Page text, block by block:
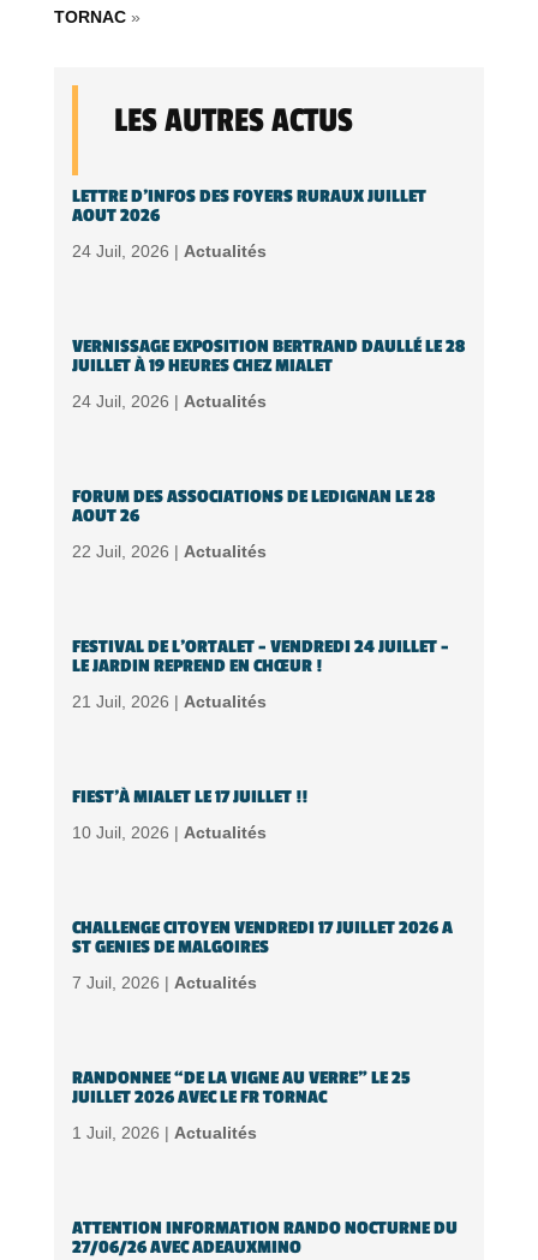
TORNAC»
LES AUTRES ACTUS
LETTRE D’INFOS DES FOYERS RURAUX JUILLET
AOUT 2026
24 Juil, 2026 | Actualités
VERNISSAGE EXPOSITION BERTRAND DAULLÉ LE 28
JUILLET À 19 HEURES CHEZ MIALET
24 Juil, 2026 | Actualités
FORUM DES ASSOCIATIONS DE LEDIGNAN LE 28
AOUT 26
22 Juil, 2026 | Actualités
FESTIVAL DE L’ORTALET – VENDREDI 24 JUILLET –
LE JARDIN REPREND EN CHŒUR !
21 Juil, 2026 | Actualités
FIEST’À MIALET LE 17 JUILLET !!
10 Juil, 2026 | Actualités
CHALLENGE CITOYEN VENDREDI 17 JUILLET 2026 A
ST GENIES DE MALGOIRES
7 Juil, 2026 | Actualités
RANDONNEE “DE LA VIGNE AU VERRE” LE 25
JUILLET 2026 AVEC LE FR TORNAC
1 Juil, 2026 | Actualités
ATTENTION INFORMATION RANDO NOCTURNE DU
27/06/26 AVEC ADEAUXMINO